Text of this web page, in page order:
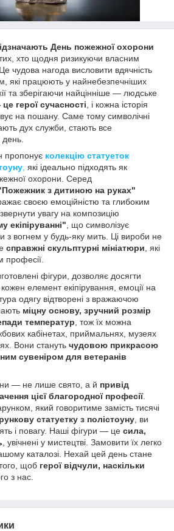
День пожежної охорони
хто щодня ризикуючи власним
чудова нагода висловити вдячність
які працюють у найнебезпечніших
та зберігаючи найцінніше — людське
герої сучасності , і кожна історія
на пошану. Саме тому символічні
дух служби, стають все
пропонує колекцію статуеток
які ідеально підходять як
охорони. Серед
з дитиною на руках"
своєю емоційністю та глибоким
увагу на композицію
екіпіруванні" , що символізує
з вогнем у будь-яку мить. Ці вироби не
справжні скульптурні мініатюри , які
фігури, дозволяє досягти
кожен елемент екіпірування, емоції на
одягу відтворені з вражаючою
міцну основу, зручний розмір
температур , тож їх можна
кабінетах, приймальнях, музеях
Вони стануть чудовою прикрасою
сувеніром для ветеранів
— не лише свято, а й привід
цієї благородної професії.
який говоритиме замість тисячі
статуетку з полістоуну , ви
і повагу. Наші фігури — це сила,
, увічнені у мистецтві. Замовити їх легко
каталозі. Нехай цей день стане
щоб герої відчули, наскільки
з нас.